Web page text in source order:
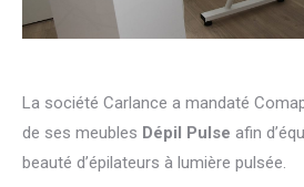
La société Carlance a mandaté
de ses meubles Dépil Pulse afin
beauté d’épilateurs à lumière pulsée.